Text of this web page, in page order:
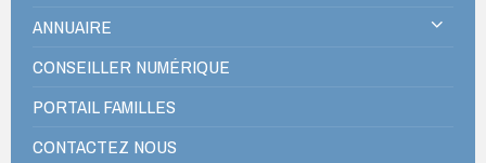
ANNUAIRE
CONSEILLER NUMÉRIQUE
PORTAIL FAMILLES
CONTACTEZ NOUS